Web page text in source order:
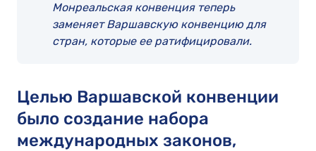
Монреальская конвенция теперь
заменяет Варшавскую конвенцию для
стран, которые ее ратифицировали.
Целью Варшавской конвенции
было создание набора
международных законов,